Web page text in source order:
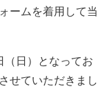
ームを着用して当
（日）となってお
せていただきまし